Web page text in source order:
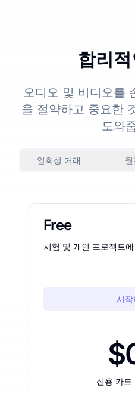
합리
오디오 및 비디오를
을 절약하고 중요한
도와
일회성 거래
Free
시험 및 개인 프로젝트
시작
신용 카드